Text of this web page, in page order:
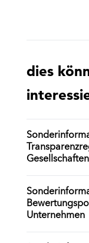
dies
Gesellschaften
Unternehmen